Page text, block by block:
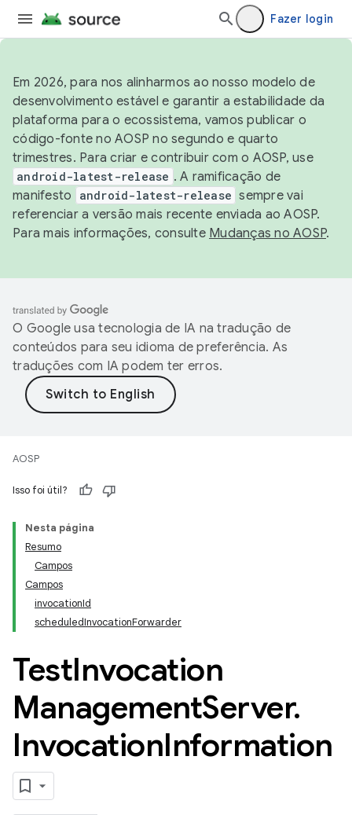
Fazer login
Em 2026, para nos alinharmos ao nosso modelo de
desenvolvimento estável e garantir a estabilidade da
plataforma para o ecossistema, vamos publicar o
código-fonte no AOSP no segundo e quarto
trimestres. Para criar e contribuir com o AOSP, use
android-latest-release . A ramificação de
manifesto
android-latest-release sempre vai
referenciar a versão mais recente enviada ao AOSP.
Para mais informações, consulte Mudanças no AOSP.
O Google usa tecnologia de IA na tradução de
conteúdos para seu idioma de preferência. As
traduções com IA podem ter erros.
AOSP
Isso foi útil?
Nesta página
Resumo
Campos
Campos
invocationId
scheduledInvocationForwarder
TestInvocation
ManagementServer.
InvocationInformation